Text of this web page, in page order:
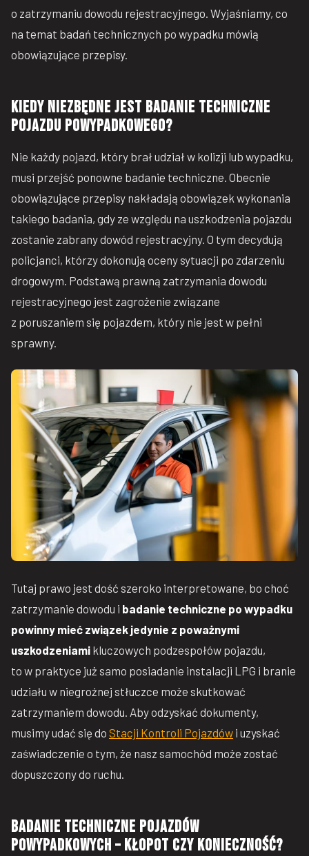
o zatrzymaniu dowodu rejestracyjnego. Wyjaśniamy, co
na temat badań technicznych po wypadku mówią
obowiązujące przepisy.
Kiedy niezbędne jest badanie techniczne
pojazdu powypadkowego?
Nie każdy pojazd, który brał udział w kolizji lub wypadku,
musi przejść ponowne badanie techniczne. Obecnie
obowiązujące przepisy nakładają obowiązek wykonania
takiego badania, gdy ze względu na uszkodzenia pojazdu
zostanie zabrany dowód rejestracyjny. O tym decydują
policjanci, którzy dokonują oceny sytuacji po zdarzeniu
drogowym. Podstawą prawną zatrzymania dowodu
rejestracyjnego jest zagrożenie związane
z poruszaniem się pojazdem, który nie jest w pełni
sprawny.
Tutaj prawo jest dość szeroko interpretowane, bo choć
zatrzymanie dowodu i badanie techniczne po wypadku
powinny mieć związek jedynie z poważnymi
uszkodzeniami kluczowych podzespołów pojazdu,
to w praktyce już samo posiadanie instalacji LPG i branie
udziału w niegroźnej stłuczce może skutkować
zatrzymaniem dowodu. Aby odzyskać dokumenty,
musimy udać się do Stacji Kontroli Pojazdów i uzyskać
zaświadczenie o tym, że nasz samochód może zostać
dopuszczony do ruchu.
Badanie techniczne pojazdów
powypadkowych – kłopot czy konieczność?